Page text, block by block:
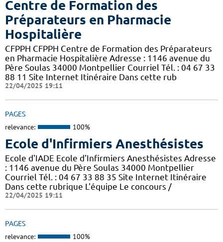
Centre de Formation des
Préparateurs en Pharmacie
Hospitalière
CFPPH CFPPH Centre de Formation des Préparateurs
en Pharmacie Hospitalière Adresse : 1146 avenue du
Père Soulas 34000 Montpellier Courriel Tél. : 04 67 33
88 11 Site Internet Itinéraire Dans cette rub
22/04/2025 19:11
PAGES
relevance: 100%
Ecole d'Infirmiers Anesthésistes
Ecole d'IADE Ecole d'Infirmiers Anesthésistes Adresse
: 1146 avenue du Père Soulas 34000 Montpellier
Courriel Tél. : 04 67 33 88 35 Site Internet Itinéraire
Dans cette rubrique L'équipe Le concours /
22/04/2025 19:11
PAGES
relevance: 100%